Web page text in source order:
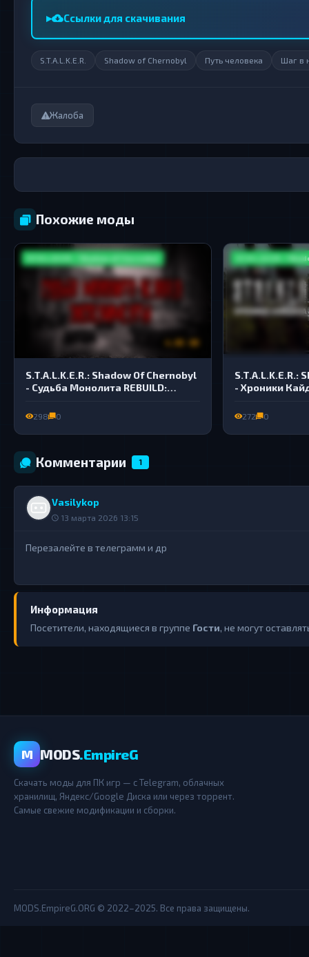
Ссылки для скачивания
S.T.A.L.K.E.R. Shadow of Chernobyl Путь человека Шаг в
Жалоба
Похожие моды
S.T.A.L.K.E.R. / Shadow of Chernobyl
4.05 GB
S.T.A.L.K.E.R.: Shadow Of Chernobyl
- Судьба Монолита REBUILD:
298 0
S.T.A.L.K.E.R. /
S.T.A.L.K.E.R.:
- Хроники
272 0
Комментарии 1
Vasilykop
13 марта 2026 13:15
Перезалейте в телеграмм и др
Информация
Посетители, находящиеся в группе Гости, не могут
M MODS.EmpireG
Скачать моды для ПК игр — с Telegram, облачных
хранилищ, Яндекс/Google Диска или через торрент.
Самые свежие модификации и сборки.
MODS.EmpireG.ORG © 2022–2025. Все права защищены.